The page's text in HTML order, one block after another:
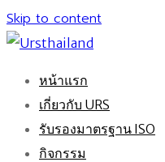
Skip to content
หน้าแรก
เกี่ยวกับ URS
รับรองมาตรฐาน ISO
กิจกรรม